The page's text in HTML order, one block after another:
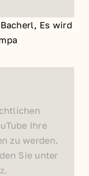
Es wird
Ihre
zu werden.
Sie unter
.